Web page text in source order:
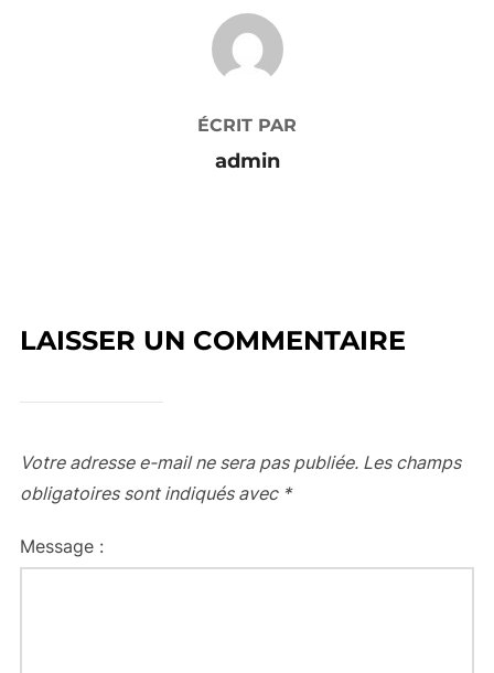
AUTEUR DE LA PUBLICATION
ÉCRIT PAR
admin
LAISSER UN COMMENTAIRE
Votre adresse e-mail ne sera pas publiée. Les champs
obligatoires sont indiqués avec *
Message :